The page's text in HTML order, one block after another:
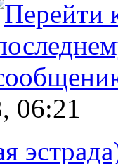
06:21